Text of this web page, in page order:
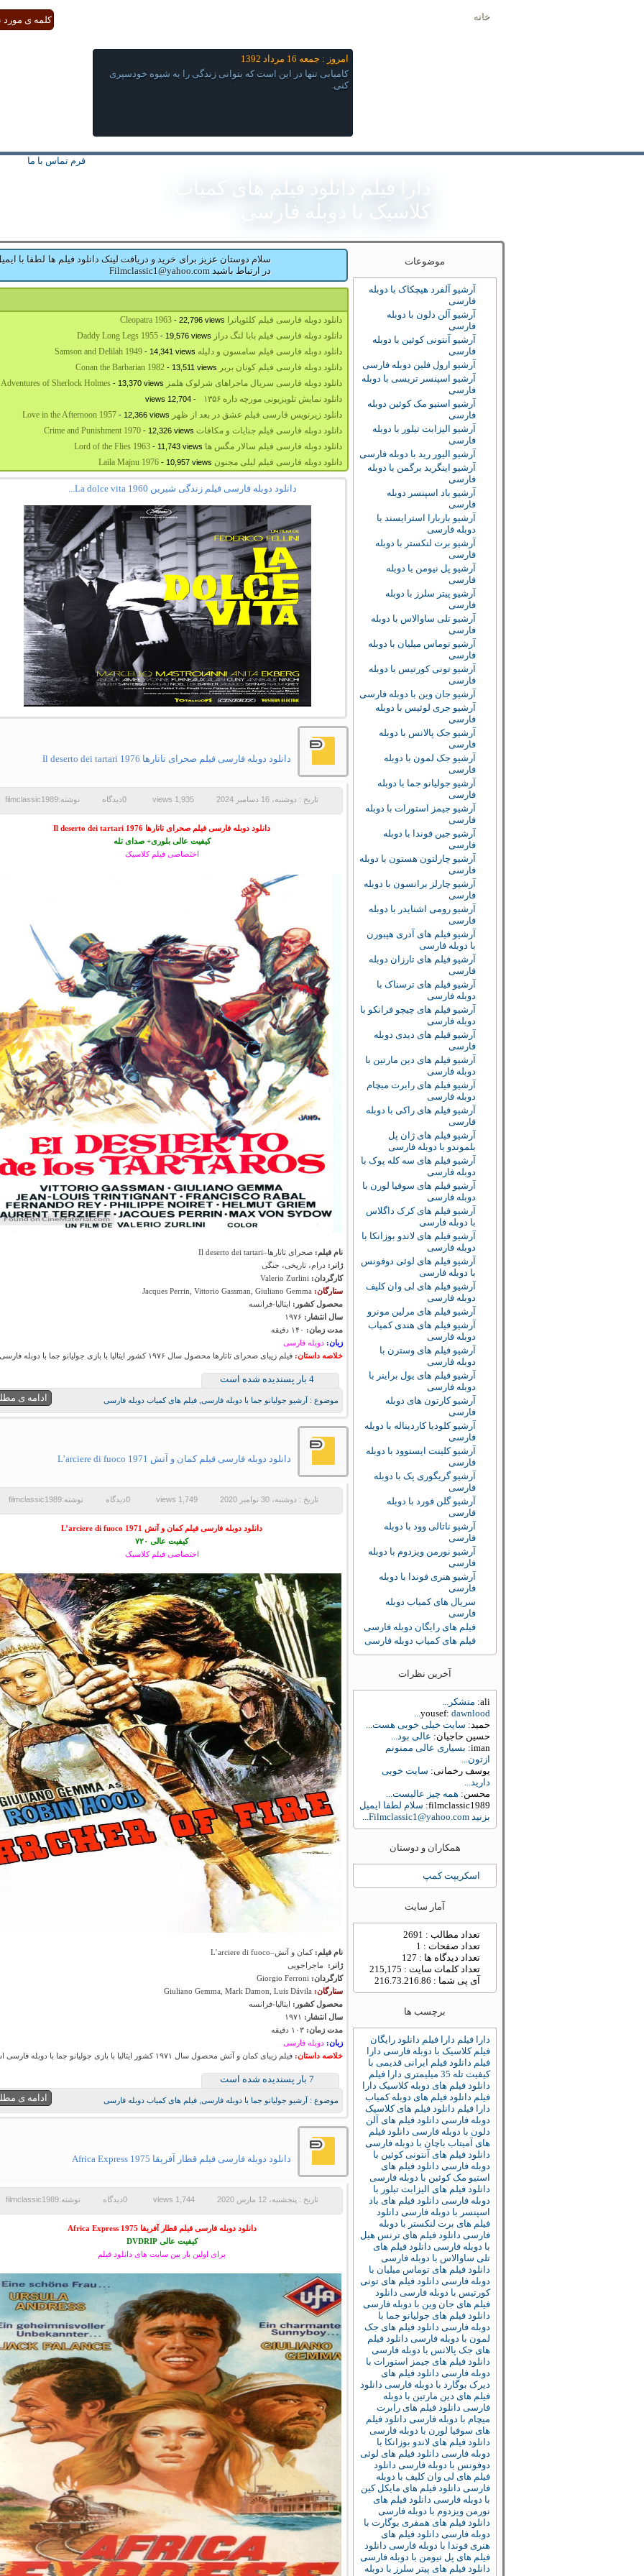
خانه
امروز : جمعه 16 مرداد 1392
کامیابی تنها در این است که بتوانی زندگی را به شیوه خودسپری
کنی.
دارا فیلم دانلود فیلم های کمیاب
کلاسیک با دوبله فارسی
فرم تماس با ما
موضوعات
آرشیو آلفرد هیچکاک با دوبله
فارسی
آرشیو آلن دلون با دوبله
فارسی
آرشیو آنتونی کوئین با دوبله
فارسی
آرشیو ارول فلین دوبله فارسی
آرشیو اسپنسر تریسی با دوبله
فارسی
آرشیو استیو مک کوئین دوبله
فارسی
آرشیو الیزابت تیلور با دوبله
فارسی
آرشیو الیور رید با دوبله فارسی
آرشیو اینگرید برگمن با دوبله
فارسی
آرشیو باد اسپنسر دوبله
فارسی
آرشیو باربارا استرایسند با
دوبله فارسی
آرشیو برت لنکستر با دوبله
فارسی
آرشیو پل نیومن با دوبله
فارسی
آرشیو پیتر سلرز با دوبله
فارسی
آرشیو تلی ساوالاس با دوبله
فارسی
آرشیو توماس میلیان با دوبله
فارسی
آرشیو تونی کورتیس با دوبله
فارسی
آرشیو جان وین با دوبله فارسی
آرشیو جری لوئیس با دوبله
فارسی
آرشیو جک پالانس با دوبله
فارسی
آرشیو جک لمون با دوبله
فارسی
آرشیو جولیانو جما با دوبله
فارسی
آرشیو جیمز استورات با دوبله
فارسی
آرشیو جین فوندا با دوبله
فارسی
آرشیو چارلتون هستون با دوبله
فارسی
آرشیو چارلز برانسون با دوبله
فارسی
آرشیو رومی اشنایدر با دوبله
فارسی
آرشیو فیلم های آدری هپبورن
با دوبله فارسی
آرشیو فیلم های تارزان دوبله
فارسی
آرشیو فیلم های ترسناک با
دوبله فارسی
آرشیو فیلم های چیچو فرانکو با
دوبله فارسی
آرشیو فیلم های دیدی دوبله
فارسی
آرشیو فیلم های دین مارتین با
دوبله فارسی
آرشیو فیلم های رابرت میچام
دوبله فارسی
آرشیو فیلم های راکی با دوبله
فارسی
آرشیو فیلم های ژان پل
بلموندو با دوبله فارسی
آرشیو فیلم های سه کله پوک با
دوبله فارسی
آرشیو فیلم های سوفیا لورن با
دوبله فارسی
آرشیو فیلم های کرک داگلاس
با دوبله فارسی
آرشیو فیلم های لاندو بوزانکا با
دوبله فارسی
آرشیو فیلم های لوئی دوفونس
با دوبله فارسی
آرشیو فیلم های لی وان کلیف
دوبله فارسی
آرشیو فیلم های مرلین مونرو
آرشیو فیلم های هندی کمیاب
دوبله فارسی
آرشیو فیلم های وسترن با
دوبله فارسی
آرشیو فیلم های یول براینر با
دوبله فارسی
آرشیو کارتون های دوبله
فارسی
آرشیو کلودیا کاردیناله با دوبله
فارسی
آرشیو کلینت ایستوود با دوبله
فارسی
آرشیو گریگوری پک با دوبله
فارسی
آرشیو گلن فورد با دوبله
فارسی
آرشیو ناتالی وود با دوبله
فارسی
آرشیو نورمن ویزدوم با دوبله
فارسی
آرشیو هنری فوندا با دوبله
فارسی
سریال های کمیاب دوبله
فارسی
فیلم های رایگان دوبله فارسی
فیلم های کمیاب دوبله فارسی
آخرین نظرات
ali: متشکر...
yousef: dawnlood...
حمید: سایت خیلی خوبی هست...
حسین حاجیان: عالی بود...
iman: بسیاری عالی ممنونم
ازتون...
یوسف رخمانی: سایت خوبی
دارید...
محسن: همه چیز عالیست...
filmclassic1989: سلام لطفا ایمیل
بزنید Filmclassic1@yahoo.com...
همکاران و دوستان
اسکریپت کمپ
آمار سایت
تعداد مطالب : 2691
تعداد صفحات : 1
تعداد دیدگاه ها : 127
تعداد کلمات سایت : 215,175
آی پی شما : 216.73.216.86
برچسب ها
دارا فیلم دارا فیلم دانلود رایگان
فیلم کلاسیک با دوبله فارسی دارا
فیلم دانلود فیلم ایرانی قدیمی با
کیفیت تله 35 میلیمتری
دارا فیلم
دانلود فیلم های دوبله کلاسیک دارا
فیلم دانلود فیلم های دوبله کمیاب
دارا فیلم دانلود فیلم های کلاسیک
دوبله فارسی دانلود فیلم های آلن
دلون با دوبله فارسی دانلود فیلم
های آمیتاب باچان با دوبله فارسی
دانلود فیلم های آنتونی کوئین با
دوبله فارسی دانلود فیلم های
استیو مک کوئین با دوبله فارسی
دانلود فیلم های الیزابت تیلور با
دوبله فارسی دانلود فیلم های باد
اسپنسر با دوبله فارسی دانلود
فیلم های برت لنکستر با دوبله
فارسی دانلود فیلم های ترنس هیل
با دوبله فارسی دانلود فیلم های
تلی ساوالاس با دوبله فارسی
دانلود فیلم های توماس میلیان با
دوبله فارسی دانلود فیلم های تونی
کورتیس با دوبله فارسی دانلود
فیلم های جان وین با دوبله فارسی
دانلود فیلم های جولیانو جما با
دوبله فارسی دانلود فیلم های جک
لمون با دوبله فارسی دانلود فیلم
های جک پالانس با دوبله فارسی
دانلود فیلم های جیمز استورات با
دوبله فارسی دانلود فیلم های
دیرک بوگارد با دوبله فارسی دانلود
فیلم های دین مارتین با دوبله
فارسی دانلود فیلم های رابرت
میچام با دوبله فارسی دانلود فیلم
های سوفیا لورن با دوبله فارسی
دانلود فیلم های لاندو بوزانکا با
دوبله فارسی دانلود فیلم های لوئی
دوفونس با دوبله فارسی دانلود
فیلم های لی وان کلیف با دوبله
فارسی دانلود فیلم های مایکل کین
با دوبله فارسی دانلود فیلم های
نورمن ویزدوم با دوبله فارسی
دانلود فیلم های همفری بوگارت با
دوبله فارسی دانلود فیلم های
هنری فوندا با دوبله فارسی دانلود
فیلم های پل نیومن با دوبله فارسی
دانلود فیلم های پیتر سلرز با دوبله
سلام دوستان عزیز برای خرید و دریافت لینک دانلود فیلم ها لطفا با
در ارتباط باشید Filmclassic1@yahoo.com
دانلود دوبله فارسی فیلم کلئوپاترا Cleopatra 1963 - 22,796 views
دانلود دوبله فارسی فیلم بابا لنگ دراز Daddy Long Legs 1955 - 19,576 views
دانلود دوبله فارسی فیلم سامسون و دلیله Samson and Delilah 1949 - 14,341 views
دانلود دوبله فارسی فیلم کونان بربر Conan the Barbarian 1982 - 13,511 views
دانلود دوبله فارسی سریال ماجراهای شرلوک هلمز The Adventures of Sherlock Holmes - 13,370 views
دانلود نمایش تلویزیونی مورچه داره ۱۳۵۶ - 12,704 views
دانلود زیرنویس فارسی فیلم عشق در بعد از ظهر Love in the Afternoon 1957 - 12,366 views
دانلود دوبله فارسی فیلم جنایات و مکافات Crime and Punishment 1970 - 12,326 views
دانلود دوبله فارسی فیلم سالار مگس ها Lord of the Flies 1963 - 11,743 views
دانلود دوبله فارسی فیلم لیلی مجنون Laila Majnu 1976 - 10,957 views
دانلود دوبله فارسی فیلم زندگی شیرین La dolce vita 1960...
دانلود دوبله فارسی فیلم صحرای تاتارها Il deserto dei tartari 1976
تاریخ : دوشنبه، 16 دسامبر 2024 1,935 views 0دیدگاه نوشته:filmclassic1989
دانلود دوبله فارسی فیلم صحرای تاتارها Il deserto dei tartari 1976
کیفیت عالی بلوری+ صدای تله
اختصاصی فیلم کلاسیک
نام فیلم: صحرای تاتارها–Il deserto dei tartari
ژانر: درام، تاریخی، جنگی
کارگردان:
ستارگان:
محصول کشور: ایتالیا-فرانسه
سال انتشار:
مدت زمان:
زبان: دوبله فارسی
خلاصه داستان: فیلم زیبای صحرای تاتارها محصول سال ۱۹۷۶ کشور ایتالیا با بازی جولیانو جما با دوبله فارسی است
4 بار پسنديده شده است
موضوع : آرشیو جولیانو جما با دوبله فارسی فیلم های کمیاب دوبله فارسی ادامه ی
دانلود دوبله فارسی فیلم کمان و آتش L’arciere di fuoco 1971
تاریخ : دوشنبه، 30 نوامبر 2020 1,749 views 0دیدگاه نوشته:filmclassic1989
دانلود دوبله فارسی فیلم کمان و آتش L’arciere di fuoco 1971
کیفیت عالی ۷۲۰
اختصاصی فیلم کلاسیک
نام فیلم: کمان و آتش–L’arciere di fuoco
ژانر: ماجراجویی
کارگردان:
ستارگان:
محصول کشور: ایتالیا-فرانسه
سال انتشار:
مدت زمان:
زبان: دوبله فارسی
خلاصه داستان: فیلم زیبای کمان و آتش محصول سال ۱۹۷۱ کشور ایتالیا با بازی جولیانو جما با دوبله فارسی است
7 بار پسنديده شده است
موضوع : آرشیو جولیانو جما با دوبله فارسی فیلم های کمیاب دوبله فارسی ادامه ی
دانلود دوبله فارسی فیلم قطار آفریقا Africa Express 1975
تاریخ : پنجشنبه، 12 مارس 2020 1,744 views 0دیدگاه نوشته:filmclassic1989
دانلود دوبله فارسی فیلم قطار آفریقا Africa Express 1975
کیفیت عالی DVDRIP
برای اولین بار بین سایت های دانلود فیلم